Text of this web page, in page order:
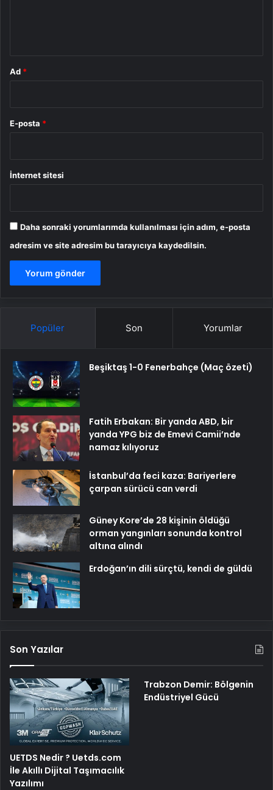
Ad *
E-posta *
İnternet sitesi
Daha sonraki yorumlarımda kullanılması için adım, e-posta
adresim ve site adresim bu tarayıcıya kaydedilsin.
Popüler Son Yorumlar
Beşiktaş 1-0 Fenerbahçe (Maç özeti)
Fatih Erbakan: Bir yanda ABD, bir
yanda YPG biz de Emevi Camii’nde
namaz kılıyoruz
İstanbul’da feci kaza: Bariyerlere
çarpan sürücü can verdi
Güney Kore’de 28 kişinin öldüğü
orman yangınları sonunda kontrol
altına alındı
Erdoğan’ın dili sürçtü, kendi de güldü
Son Yazılar
UETDS Nedir ? Uetds.com
İle Akıllı Dijital Taşımacılık
Yazılımı
Trabzon Demir: Bölgenin
Endüstriyel Gücü